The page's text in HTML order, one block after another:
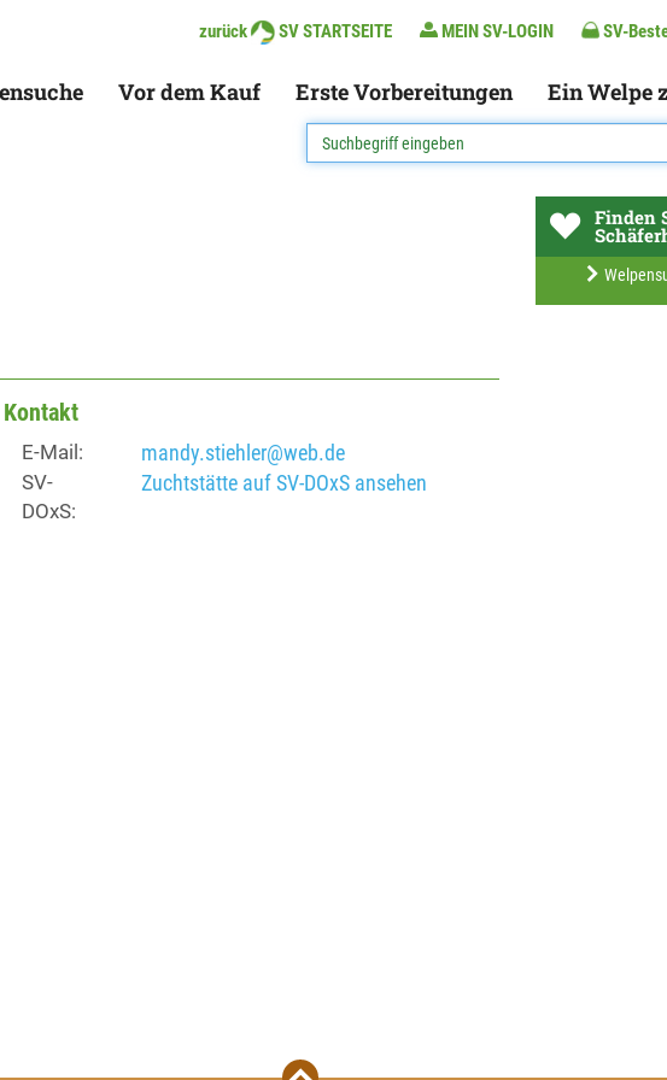
zurück SV STARTSEITE MEIN SV-LOGIN SV-
Vor dem Kauf Erste Vorbereitungen Ein Welpe
Kontakt
E-Mail: mandy.stiehler@web.de
SV-
DOxS:
Zuchtstätte auf SV-DOxS ansehen
Finden